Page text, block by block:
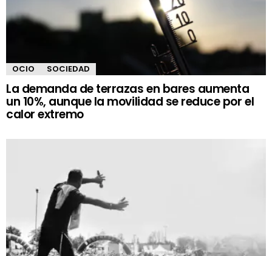
OCIO SOCIEDAD
La demanda de terrazas en bares aumenta
un 10%, aunque la movilidad se reduce por el
calor extremo